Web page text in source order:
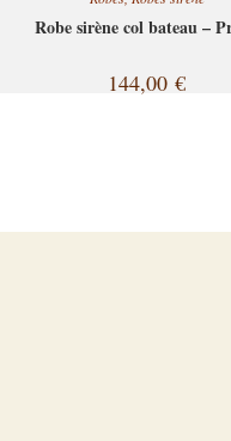
Robe sirène col bateau –
144,00€